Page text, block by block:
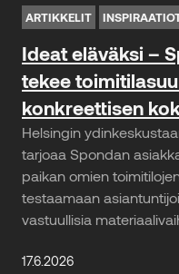
ARTIKKELIT
Ideat eläväksi –
tekee
konkreettisen
Helsingin
tarjoaa Spondan
paikan omien
testaamaan
vastuullisia
17.6.2026